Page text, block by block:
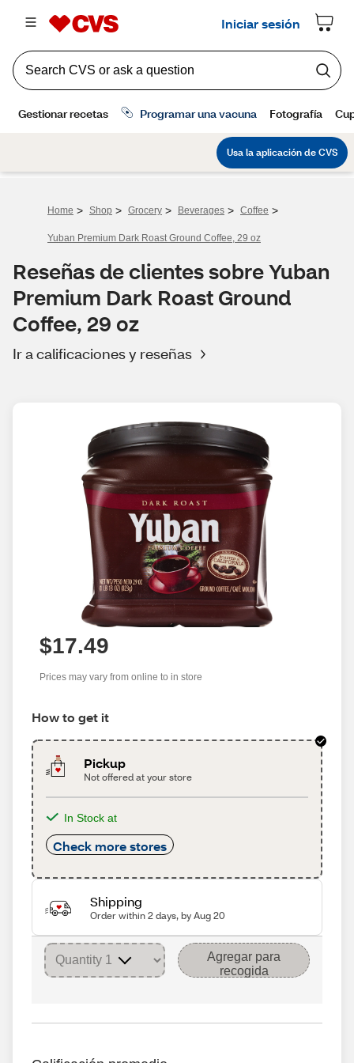
Home > Shop > Grocery > Beverages > Coffee >
Yuban Premium Dark Roast Ground Coffee, 29 oz
Reseñas de clientes sobre Yuban
Premium Dark Roast Ground
Coffee, 29 oz
Ir a calificaciones y reseñas
$17.49
Prices may vary from online to in store
How to get it
Pickup
Not offered at your store
In Stock at
Check more stores
Shipping
Order within 2 days, by Aug 20
Agregar para
recogida